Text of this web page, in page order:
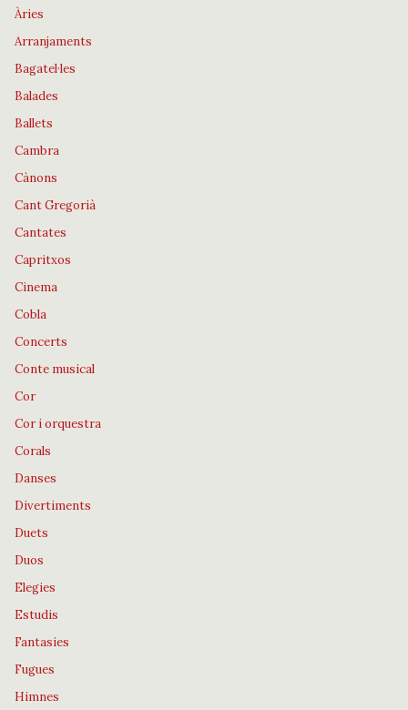
Àries
Arranjaments
Bagatel·les
Balades
Ballets
Cambra
Cànons
Cant Gregorià
Cantates
Capritxos
Cinema
Cobla
Concerts
Conte musical
Cor
Cor i orquestra
Corals
Danses
Divertiments
Duets
Duos
Elegies
Estudis
Fantasies
Fugues
Himnes